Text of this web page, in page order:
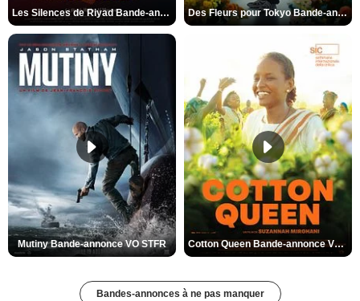
Les Silences de Riyad Bande-annonce VO STFR Des Fleurs pour Tokyo Bande-annonce VO STFR
Mutiny Bande-annonce VO STFR Cotton Queen Bande-annonce VO STFR
Bandes-annonces à ne pas manquer